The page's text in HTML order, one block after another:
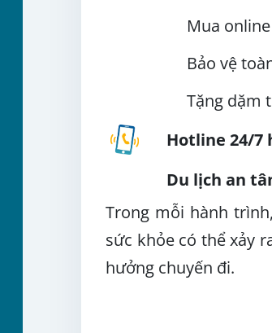
Mua
Bảo vệ
Tặng dặm
Hotline 24/
Du lịch an
Trong mỗi hành
sức khỏe có thể xảy
hưởng chuyến đi.